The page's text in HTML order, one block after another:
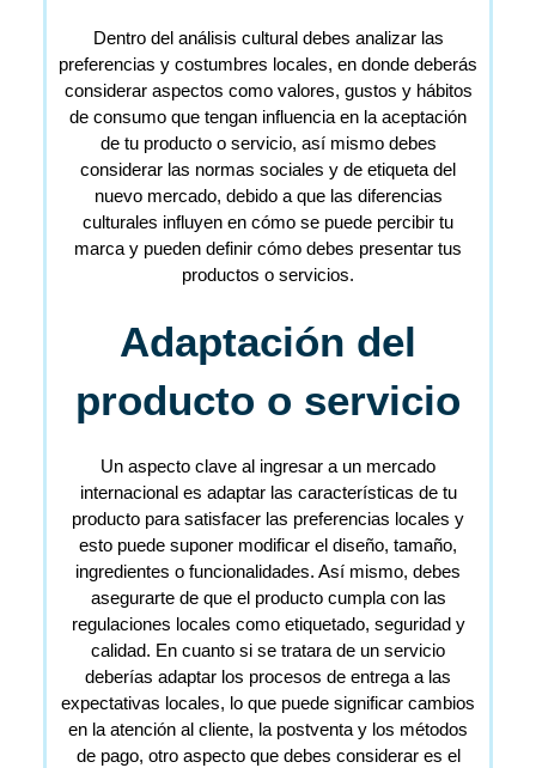
Dentro del análisis cultural debes analizar las
preferencias y costumbres locales, en donde deberás
considerar aspectos como valores, gustos y hábitos
de consumo que tengan influencia en la aceptación
de tu producto o servicio, así mismo debes
considerar las normas sociales y de etiqueta del
nuevo mercado, debido a que las diferencias
culturales influyen en cómo se puede percibir tu
marca y pueden definir cómo debes presentar tus
productos o servicios.
Adaptación del
producto o servicio
Un aspecto clave al ingresar a un mercado
internacional es adaptar las características de tu
producto para satisfacer las preferencias locales y
esto puede suponer modificar el diseño, tamaño,
ingredientes o funcionalidades. Así mismo, debes
asegurarte de que el producto cumpla con las
regulaciones locales como etiquetado, seguridad y
calidad. En cuanto si se tratara de un servicio
deberías adaptar los procesos de entrega a las
expectativas locales, lo que puede significar cambios
en la atención al cliente, la postventa y los métodos
de pago, otro aspecto que debes considerar es el